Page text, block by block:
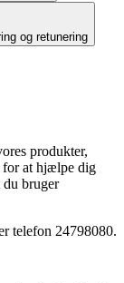
og retunering
produkter,
for at hjælpe dig
du bruger
telefon 24798080.